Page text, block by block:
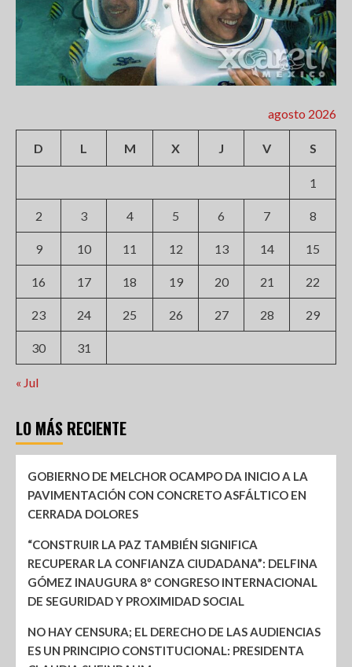
agosto 2026
D L M X J V S
1
2 3 4 5 6 7 8
9 10 11 12 13 14 15
16 17 18 19 20 21 22
23 24 25 26 27 28 29
30 31
« Jul
LO MÁS RECIENTE
GOBIERNO DE MELCHOR OCAMPO DA INICIO A LA
PAVIMENTACIÓN CON CONCRETO ASFÁLTICO EN
CERRADA DOLORES
“CONSTRUIR LA PAZ TAMBIÉN SIGNIFICA
RECUPERAR LA CONFIANZA CIUDADANA”: DELFINA
GÓMEZ INAUGURA 8º CONGRESO INTERNACIONAL
DE SEGURIDAD Y PROXIMIDAD SOCIAL
NO HAY CENSURA; EL DERECHO DE LAS AUDIENCIAS
ES UN PRINCIPIO CONSTITUCIONAL: PRESIDENTA